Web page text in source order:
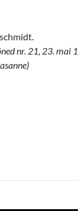
nr. 21, 23. mai